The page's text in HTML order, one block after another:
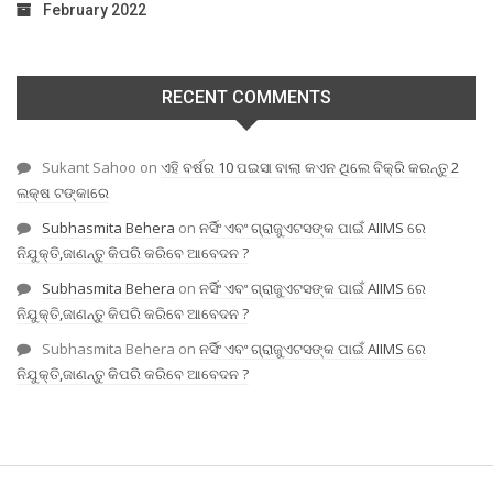
February 2022
RECENT COMMENTS
Sukant Sahoo on ଏହି ବର୍ଷର 10 ପଇସା ବାଲା କଏନ ଥିଲେ ବିକ୍ରି କରନ୍ତୁ 2
ଲକ୍ଷ ଟଙ୍କାରେ
Subhasmita Behera on ନର୍ସିଂ ଏବଂ ଗ୍ରାଜୁଏଟସଙ୍କ ପାଇଁ AIIMS ରେ
ନିଯୁକ୍ତି,ଜାଣନ୍ତୁ କିପରି କରିବେ ଆବେଦନ ?
Subhasmita Behera on ନର୍ସିଂ ଏବଂ ଗ୍ରାଜୁଏଟସଙ୍କ ପାଇଁ AIIMS ରେ
ନିଯୁକ୍ତି,ଜାଣନ୍ତୁ କିପରି କରିବେ ଆବେଦନ ?
Subhasmita Behera on ନର୍ସିଂ ଏବଂ ଗ୍ରାଜୁଏଟସଙ୍କ ପାଇଁ AIIMS ରେ
ନିଯୁକ୍ତି,ଜାଣନ୍ତୁ କିପରି କରିବେ ଆବେଦନ ?